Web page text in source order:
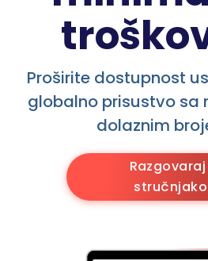
Proširite dostupnost
globalno prisustvo sa
dolaznim